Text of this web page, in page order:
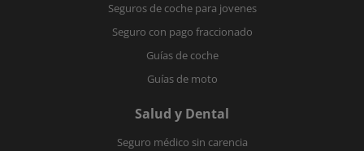
Seguros de coche para jovenes
Seguro con pago fraccionado
Guías de coche
Guías de moto
Salud y Dental
Seguro médico sin carencia